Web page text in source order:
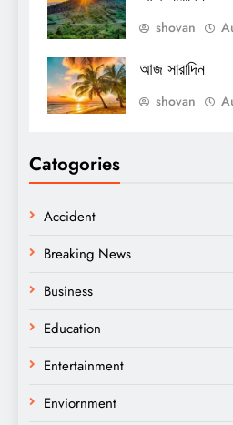
shovan
আজ সারাদিন
shovan
Catogories
Accident
Breaking News
Business
Education
Entertainment
Enviornment